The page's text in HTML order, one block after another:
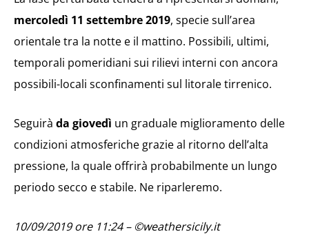
mercoledì 11 settembre 2019, specie sull’area
orientale tra la notte e il mattino. Possibili, ultimi,
temporali pomeridiani sui rilievi interni con ancora
possibili-locali sconfinamenti sul litorale tirrenico.
Seguirà da giovedì un graduale miglioramento delle
condizioni atmosferiche grazie al ritorno dell’alta
pressione, la quale offrirà probabilmente un lungo
periodo secco e stabile. Ne riparleremo.
10/09/2019 ore 11:24 – ©weathersicily.it